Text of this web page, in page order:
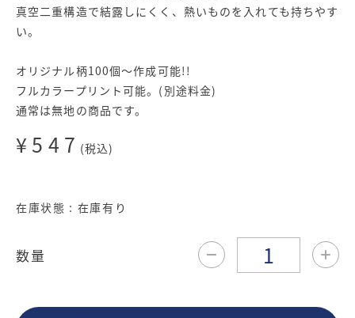
真空二重構造で結露しにくく、熱いものを入れても持ちやす
い。
オリジナル柄100個～作成可能!!
フルカラープリント可能。(別途料金)
通常は無地の商品です。
¥547 (税込)
在庫状態 : 在庫有り
数量